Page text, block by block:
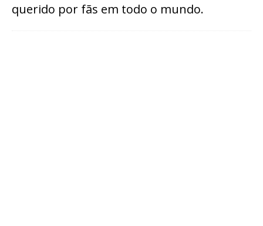
querido por fãs em todo o mundo.